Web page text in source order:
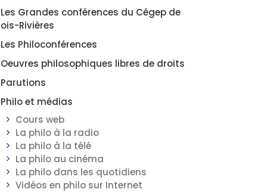
Les Grandes conférences du Cégep de
Rivières
Les Philoconférences
Oeuvres philosophiques libres de droits
Parutions
Philo et médias
Cours web
La philo à la radio
La philo à la télé
La philo au cinéma
La philo dans les quotidiens
Vidéos en philo sur Internet